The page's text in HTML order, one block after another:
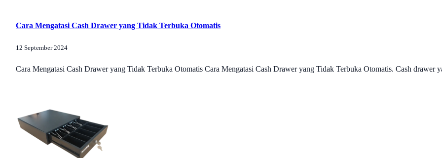
Cara Mengatasi Cash Drawer yang Tidak Terbuka Otomatis
12 September 2024
Cara Mengatasi Cash Drawer yang Tidak Terbuka Otomatis Cara Mengatasi Cash Drawer yang Tidak Terbuka Otomatis. Cash drawer